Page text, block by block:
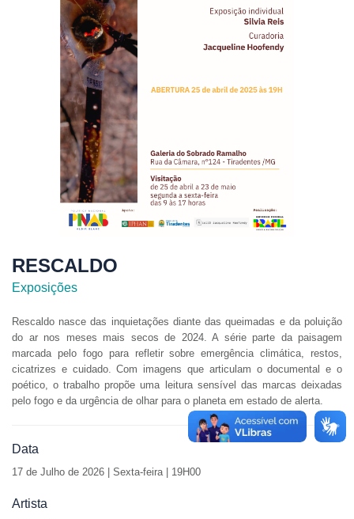
RESCALDO
Exposições
Rescaldo nasce das inquietações diante das queimadas e da poluição
do ar nos meses mais secos de 2024. A série parte da paisagem
marcada pelo fogo para refletir sobre emergência climática, restos,
cicatrizes e cuidado. Com imagens que articulam o documental e o
poético, o trabalho propõe uma leitura sensível das marcas deixadas
pelo fogo e da urgência de olhar para o planeta em estado de alerta.
Data
17 de Julho de 2026 | Sexta-feira | 19H00
Artista